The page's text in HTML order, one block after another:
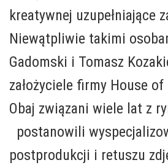
kreatywnej uzupełniające
Niewątpliwie takimi
Gadomski i Tomasz
założyciele firmy House
Obaj związani wiele lat z
postanowili
postprodukcji i retuszu